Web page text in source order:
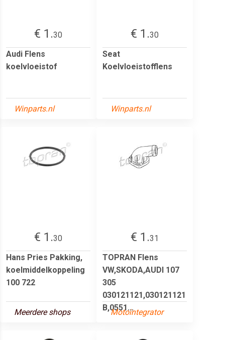
€ 1.30
Audi Flens
koelvloeistof
Winparts.nl
€ 1.30
Seat
Koelvloeistofflens
Winparts.nl
€ 1.30
Hans Pries Pakking,
koelmiddelkoppeling
100 722
Meerdere shops
€ 1.31
TOPRAN Flens
VW,SKODA,AUDI 107
305
030121121,030121121
B,0551...
Motointegrator